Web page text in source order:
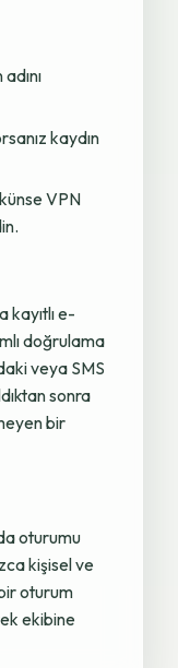
kaydın
VPN
kayıtlı e-
doğrulama
veya SMS
sonra
bir
oturumu
kişisel ve
oturum
ekibine